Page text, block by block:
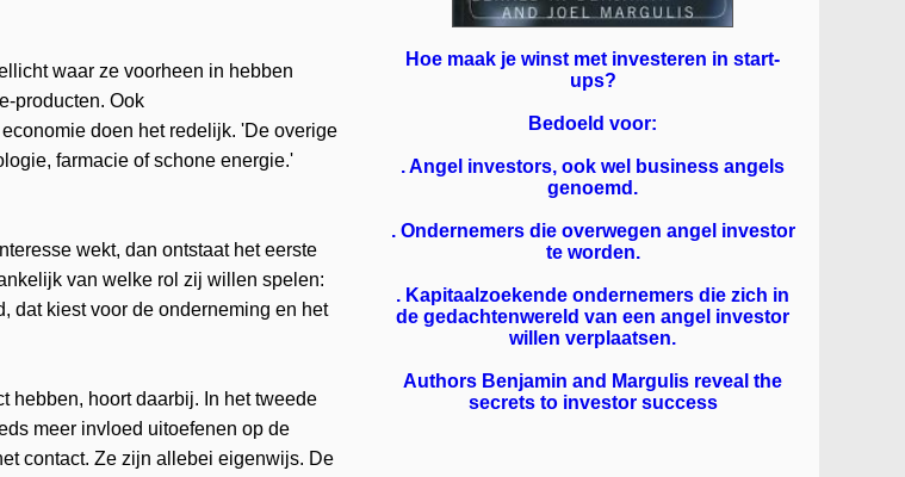
waar ze voorheen in hebben
producten. Ook
doen het redelijk. 'De overige
farmacie of schone energie.'
wekt, dan ontstaat het eerste
van welke rol zij willen spelen:
dat kiest voor de onderneming en het
hebben, hoort daarbij. In het tweede
meer invloed uitoefenen op de
contact. Ze zijn allebei eigenwijs. De
Hoe maak je winst met investeren in start-
ups?
Bedoeld voor:
. Angel investors, ook wel business angels
genoemd.
. Ondernemers die overwegen angel investor
te worden.
. Kapitaalzoekende ondernemers die zich in
de gedachtenwereld van een angel investor
willen verplaatsen.
Authors Benjamin and Margulis reveal the
secrets to investor success